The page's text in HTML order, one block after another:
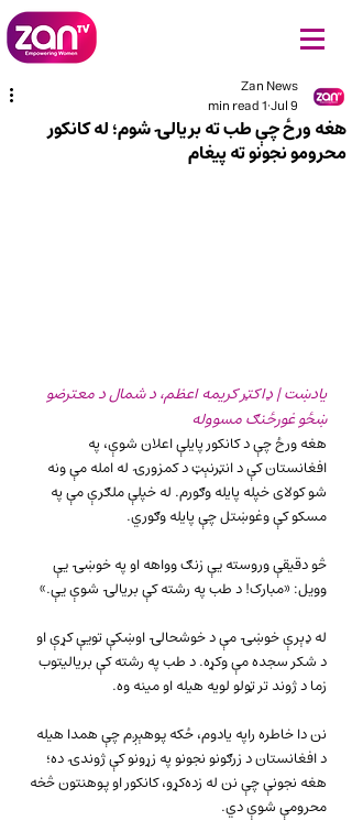
هغه ورځ چې طب ته بریالۍ شوم؛ له کانکور
محرومو نجونو ته پیغام
Zan News
Jul 9
1 min read
یادښت | ډاکټر کریمه اعظم، د شمال د معترضو
ښځو غورځنګ مسووله
هغه ورځ چې د کانکور پایلې اعلان شوې، په
افغانستان کې د انټرنېټ د کمزورۍ له امله مې ونه
شو کولای خپله پایله وګورم. له خپلې ملګرې مې په
مسکو کې وغوښتل چې پایله وګوري.
څو دقیقې وروسته یې زنګ وواهه او په خوښۍ یې
وویل: «مبارک! د طب په رشته کې بریالۍ شوې یې.»
له ډېرې خوښۍ مې د خوشحالۍ اوښکې تویې کړې او
د شکر سجده مې وکړه. د طب په رشته کې بریالیتوب
زما د ژوند تر ټولو لویه هیله او مینه وه.
نن دا خاطره راپه یادوم، ځکه پوهېږم چې همدا هیله
د افغانستان د زرګونو نجونو په زړونو کې ژوندۍ ده؛
هغه نجونې چې نن له زده‌کړو، کانکور او پوهنتون څخه
محرومې شوې دي.